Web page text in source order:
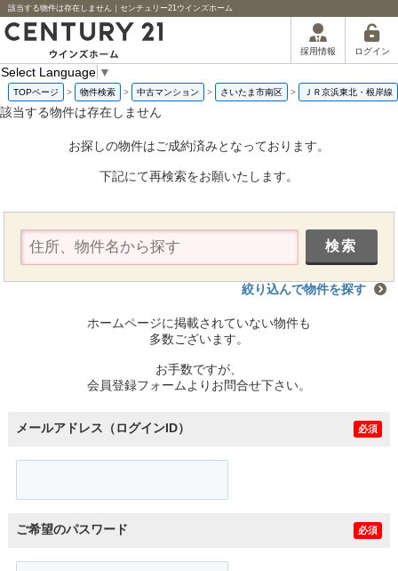
該当する物件は存在しません｜センチュリー21ウインズホーム
採用情報 ログイン
Select Language ▼
TOPページ > 物件検索 > 中古マンション > さいたま市南区 > ＪＲ京浜東北・根岸線
該当する物件は存在しません
お探しの物件はご成約済みとなっております。
下記にて再検索をお願いたします。
絞り込んで物件を探す
ホームページに掲載されていない物件も
多数ございます。
お手数ですが、
会員登録フォームよりお問合せ下さい。
メールアドレス（ログインID） 必須
ご希望のパスワード 必須